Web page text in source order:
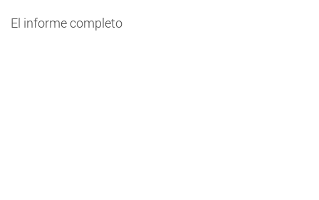
El informe completo